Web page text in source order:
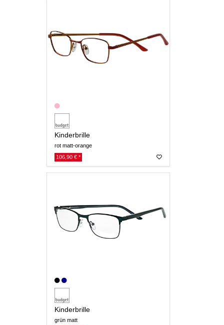
Kinderbrille
rot matt-orange
106,90 € *
Kinderbrille
grün matt